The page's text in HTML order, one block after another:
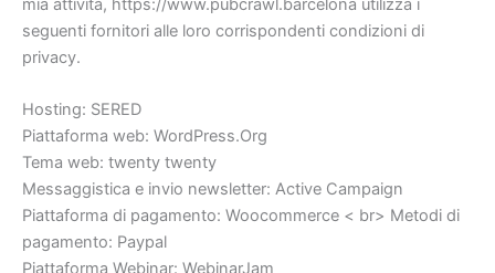
mia attività, https://www.pubcrawl.barcelona utilizza i
seguenti fornitori alle loro corrispondenti condizioni di
privacy.
Hosting: SERED
Piattaforma web: WordPress.Org
Tema web: twenty twenty
Messaggistica e invio newsletter: Active Campaign
Piattaforma di pagamento: Woocommerce < br> Metodi di
pagamento: Paypal